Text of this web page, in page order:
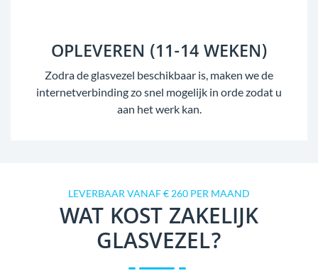
OPLEVEREN (11-14 WEKEN)
Zodra de glasvezel beschikbaar is, maken we de
internetverbinding zo snel mogelijk in orde zodat u
aan het werk kan.
LEVERBAAR VANAF € 260 PER MAAND
WAT KOST ZAKELIJK
GLASVEZEL?